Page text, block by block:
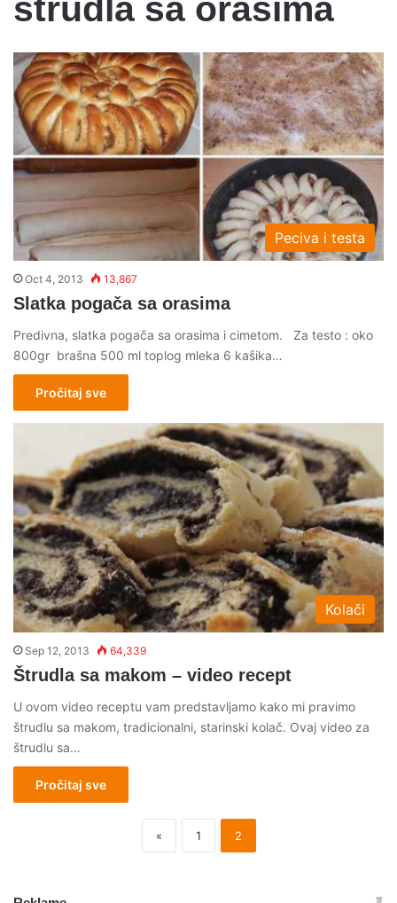
strudla sa orasima
Peciva i testa
Oct 4, 2013 13,867
Slatka pogača sa orasima
Predivna, slatka pogača sa orasima i cimetom. Za testo : oko
800gr brašna 500 ml toplog mleka 6 kašika…
Pročitaj sve
Kolači
Sep 12, 2013 64,339
Štrudla sa makom – video recept
U ovom video receptu vam predstavljamo kako mi pravimo
štrudlu sa makom, tradicionalni, starinski kolač. Ovaj video za
štrudlu sa…
Pročitaj sve
« 1 2